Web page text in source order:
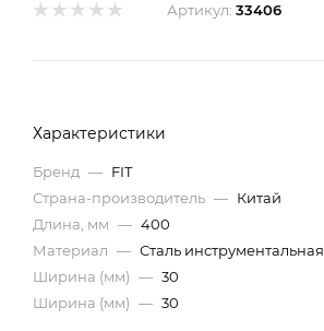
Артикул: 33406
Характеристики
Бренд — FIT
Страна-производитель — Китай
Длина, мм — 400
Материал — Сталь инструментальная
Ширина (мм) — 30
Ширина (мм) — 30